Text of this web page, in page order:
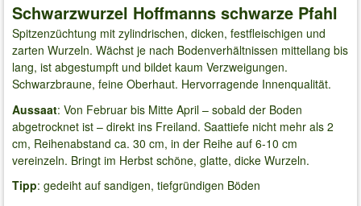
Schwarzwurzel Hoffmanns schwarze Pfahl
Spitzenzüchtung mit zylindrischen, dicken, festfleischigen und
zarten Wurzeln. Wächst je nach Bodenverhältnissen mittellang bis
lang, ist abgestumpft und bildet kaum Verzweigungen.
Schwarzbraune, feine Oberhaut. Hervorragende Innenqualität.
Aussaat: Von Februar bis Mitte April – sobald der Boden
abgetrocknet ist – direkt ins Freiland. Saattiefe nicht mehr als 2
cm, Reihenabstand ca. 30 cm, in der Reihe auf 6-10 cm
vereinzeln. Bringt im Herbst schöne, glatte, dicke Wurzeln.
Tipp: gedeiht auf sandigen, tiefgründigen Böden